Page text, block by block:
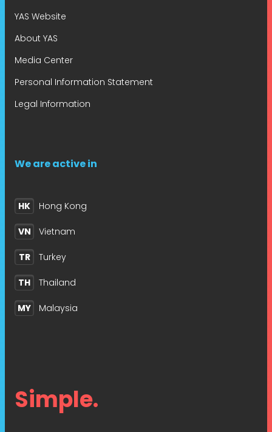
YAS Website
About YAS
Media Center
Personal Information Statement
Legal Information
We are active in
HK Hong Kong
VN Vietnam
TR Turkey
TH Thailand
MY Malaysia
Simple.